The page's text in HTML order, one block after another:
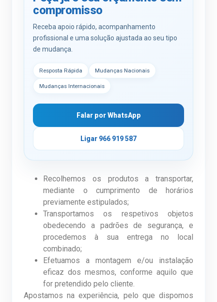
compromisso
Receba apoio rápido, acompanhamento
profissional e uma solução ajustada ao seu tipo
de mudança.
Resposta Rápida Mudanças Nacionais
Mudanças Internacionais
Falar por WhatsApp
Ligar 966 919 587
Recolhemos os produtos a transportar,
mediante o cumprimento de horários
previamente estipulados;
Transportamos os respetivos objetos
obedecendo a padrões de segurança, e
procedemos à sua entrega no local
combinado;
Efetuamos a montagem e/ou instalação
eficaz dos mesmos, conforme aquilo que
for pretendido pelo cliente.
Apostamos na experiência, pelo que dispomos